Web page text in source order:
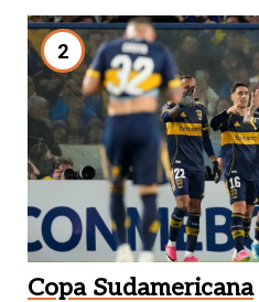
2
Copa Sudamericana